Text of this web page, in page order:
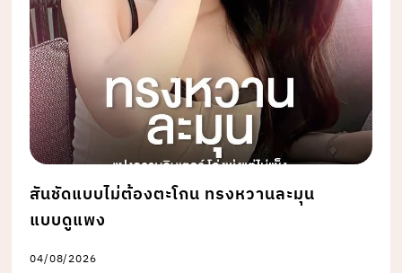
สันชัดแบบไม่ต้องตะโกน ทรงหวานละมุน
แบบดูแพง
04/08/2026